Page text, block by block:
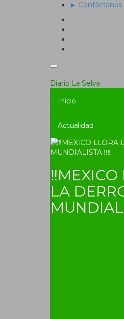
► Contáctanos
Diario La Selva
Inicio
Actualidad
LA